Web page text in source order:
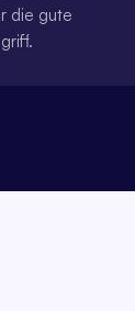
die gute